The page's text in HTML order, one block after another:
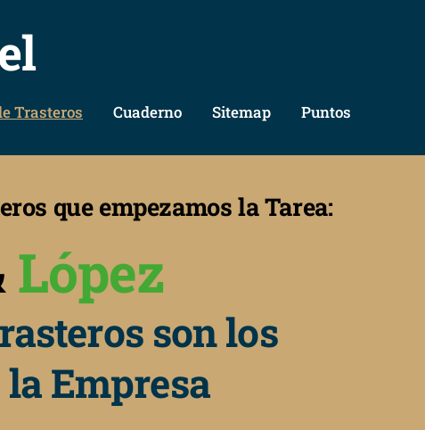
Trasteros Cuaderno Sitemap Puntos
que empezamos la Tarea:
López
son los
Empresa